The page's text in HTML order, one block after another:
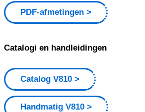
PDF-afmetingen
Catalogi en handleidingen
Catalog V810
Handmatig V810